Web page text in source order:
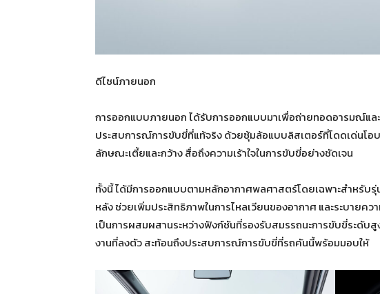
ดีไซน์ภายนอก
การออกแบบภายนอก ได้รับการออกแบบมาเพื่อถ่ายทอดอารมณ์แล
ประสบการณ์การขับขี่ที่แท้จริง ด้วยซุ้มล้อแบบลิสเตอร์ที่โดดเด่นโ
ลักษณะเตี้ยและกว้าง สื่อถึงความเร้าใจในการขับขี่อย่างชัดเจน
ทั้งนี้ ได้มีการออกแบบตามหลักอากาศพลศาสตร์โดยเฉพาะสำหรับ
หลัง ช่วยเพิ่มประสิทธิภาพในการไหลเวียนของอากาศ และระบาย
เป็นการผสมผสานระหว่างฟังก์ชันที่รองรับสมรรถนะการขับขี่ระดับ
งานที่ลงตัว สะท้อนถึงประสบการณ์การขับขี่ที่รถคันนี้พร้อมมอบให้